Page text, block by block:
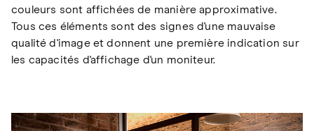
couleurs sont affichées de manière approximative.
Tous ces éléments sont des signes d'une mauvaise
qualité d'image et donnent une première indication sur
les capacités d'affichage d'un moniteur.